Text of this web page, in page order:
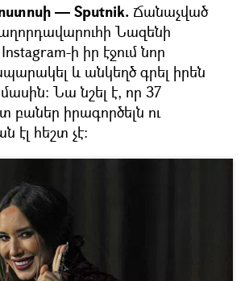
— Sputnik. Ճանաչված
Նազենի
ի իր էջում նոր
և անկեղծ գրել իրեն
Նա նշել է, որ 37
բաներ իրագործելն ու
էլ հեշտ չէ։